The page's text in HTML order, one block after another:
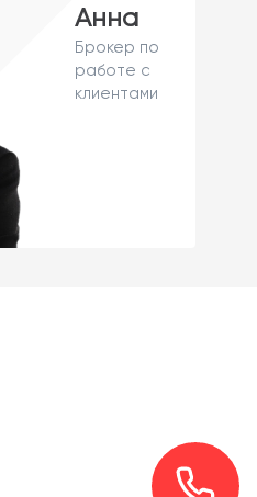
Анна
Брокер по
работе с
клиентами